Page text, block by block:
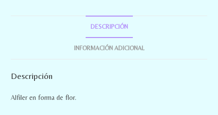
DESCRIPCIÓN
INFORMACIÓN ADICIONAL
Descripción
Alfiler en forma de flor.